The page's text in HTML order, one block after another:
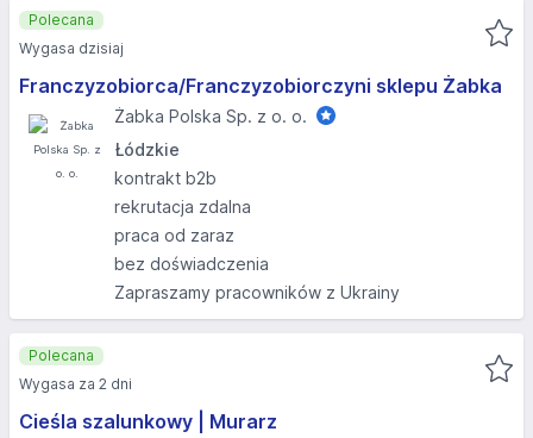
Franczyzobiorca/Franczyzobiorczyni sklepu Żabka
Żabka Polska Sp. z o. o.
Łódzkie
kontrakt b2b
rekrutacja zdalna
praca od zaraz
bez doświadczenia
Zapraszamy pracowników z Ukrainy
Polecana
Wygasa dzisiaj
Cieśla szalunkowy | Murarz
Polecana
Wygasa za 2 dni